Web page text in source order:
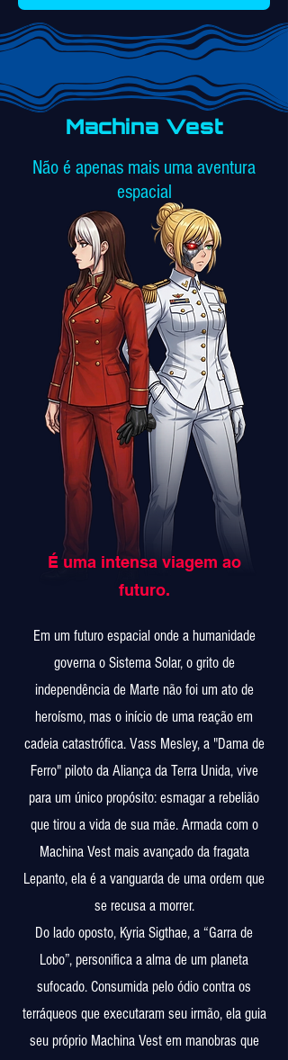
Machina Vest
Não é apenas mais uma aventura
espacial
É uma intensa viagem ao
futuro.
Em um futuro espacial onde a humanidade
governa o Sistema Solar, o grito de
independência de Marte não foi um ato de
heroísmo, mas o início de uma reação em
cadeia catastrófica. Vass Mesley, a "Dama de
Ferro" piloto da Aliança da Terra Unida, vive
para um único propósito: esmagar a rebelião
que tirou a vida de sua mãe. Armada com o
Machina Vest mais avançado da fragata
Lepanto, ela é a vanguarda de uma ordem que
se recusa a morrer.
Do lado oposto, Kyria Sigthae, a “Garra de
Lobo”, personifica a alma de um planeta
sufocado. Consumida pelo ódio contra os
terráqueos que executaram seu irmão, ela guia
seu próprio Machina Vest em manobras que